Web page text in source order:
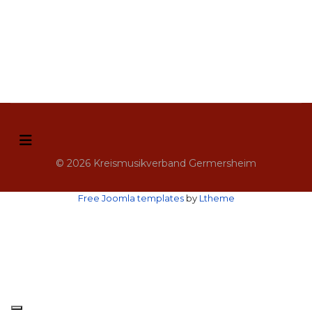
© 2026 Kreismusikverband Germersheim
Free Joomla templatesby Ltheme